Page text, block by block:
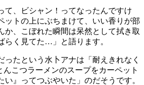
て、ビシャン！ってなったんですけ
ットの上にぶちまけて、いい香りが部
、こぼれた瞬間は呆然として拭き取
らく見てた…」と語ります。
ったという水卜アナは「耐えきれなく
んこつラーメンのスープをカーペット
い』ってつぶやいた」のだそうです。